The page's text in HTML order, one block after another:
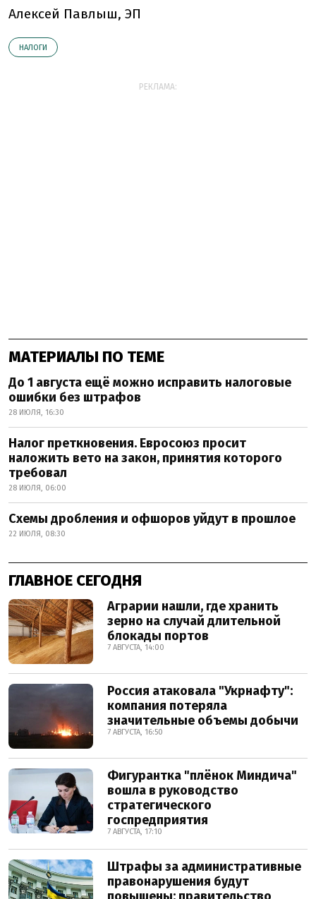
Алексей Павлыш, ЭП
НАЛОГИ
РЕКЛАМА:
МАТЕРИАЛЫ ПО ТЕМЕ
До 1 августа ещё можно исправить налоговые
ошибки без штрафов
28 ИЮЛЯ, 16:30
Налог преткновения. Евросоюз просит
наложить вето на закон, принятия которого
требовал
28 ИЮЛЯ, 06:00
Схемы дробления и офшоров уйдут в прошлое
22 ИЮЛЯ, 08:30
ГЛАВНОЕ СЕГОДНЯ
Аграрии нашли, где хранить
зерно на случай длительной
блокады портов
7 АВГУСТА, 14:00
Россия атаковала "Укрнафту":
компания потеряла
значительные объемы добычи
7 АВГУСТА, 16:50
Фигурантка "плёнок Миндича"
вошла в руководство
стратегического
госпредприятия
7 АВГУСТА, 17:10
Штрафы за административные
правонарушения будут